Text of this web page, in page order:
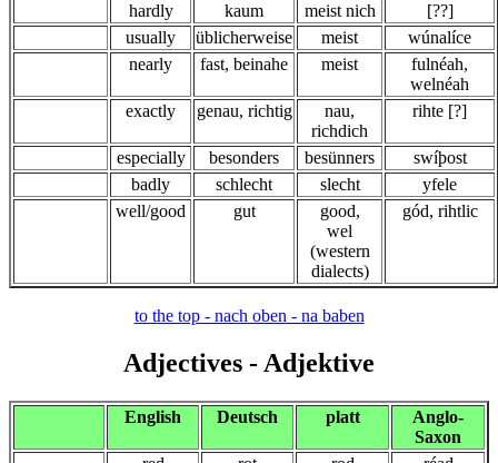
hardly kaum meist nich
[??]
usually
üblicherweise meist
wúnalíce
nearly
fast, beinahe meist
fulnéah,
welnéah
exactly
genau, richtig
nau,
richdich
rihte [?]
especially besonders besünners
swíþost
badly
schlecht slecht
yfele
well/good
gut
good,
wel
(western
dialects)
gód, rihtlic
to the top - nach oben - na baben
Adjectives - Adjektive
English Deutsch platt
Anglo-
Saxon